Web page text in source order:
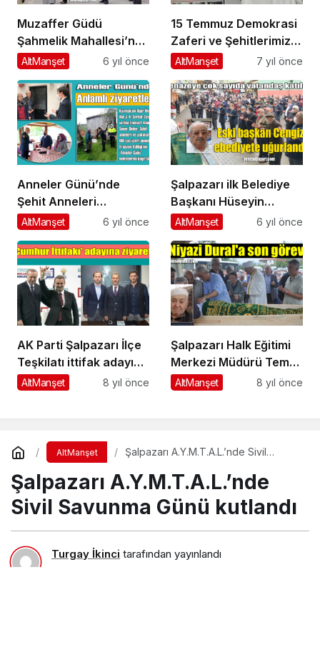
Muzaffer Güdü
Şahmelik Mahallesi’nde
son yolculuğuna
AltManşet 6 yıl önce
15 Temmuz Demokrasi
Zaferi ve Şehitlerimiz
unutulmadı
AltManşet 7 yıl önce
Anneler Günü’nde
Şehit Anneleri
unutulmadı
AltManşet 6 yıl önce
Şalpazarı ilk Belediye
Başkanı Hüseyin
Hasan Cengiz’i son
AltManşet 6 yıl önce
AK Parti Şalpazarı İlçe
Teşkilatı ittifak adayı
Kurukız’ı ziyaret etti
AltManşet 8 yıl önce
Şalpazarı Halk Eğitimi
Merkezi Müdürü Temel
Dural’ın vefat eden
AltManşet 8 yıl önce
AltManşet
Şalpazarı A.Y.M.T.A.L.’nde Sivil
Şalpazarı A.Y.M.T.A.L.’nde
Sivil Savunma Günü kutlandı
Turgay İkinci tarafından yayınlandı